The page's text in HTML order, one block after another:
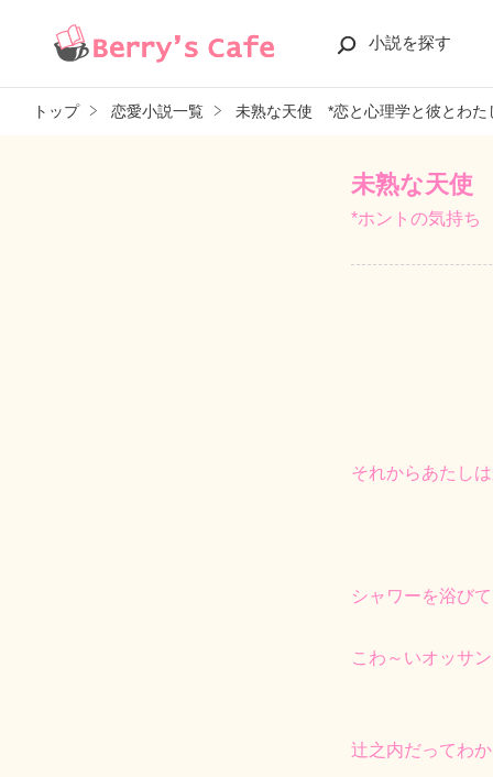
小説を探す
トップ 恋愛小説一覧 未熟な天使 *恋と心理学と彼とわた
未熟な天使
*ホントの気持ち
それからあたし
シャワーを浴び
こわ～いオッサン
辻之内だってわ